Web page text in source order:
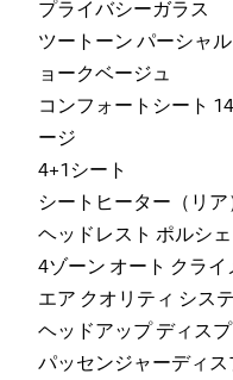
プライバシーガラス
ツートーン パーシャ
ョークベージュ
コンフォートシート
ージ
4+1シート
シートヒーター（リア
ヘッドレスト ポルシ
4ゾーン オート クラ
エア クオリティ シス
ヘッドアップ ディス
パッセンジャーディス